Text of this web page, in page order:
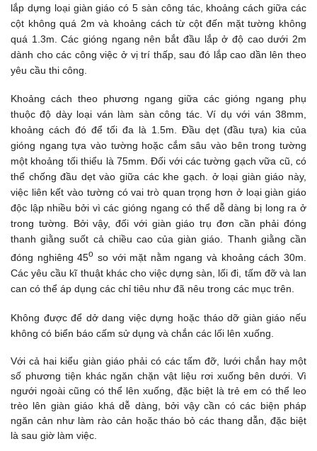
lắp dựng loại giàn giáo có 5 sàn công tác, khoảng cách giữa các
cột không quá 2m và khoảng cách từ cột đến mặt tường không
quá 1.3m. Các gióng ngang nên bắt đầu lắp ở độ cao dưới 2m
dành cho các công việc ở vị trí thấp, sau đó lắp cao dần lên theo
yêu cầu thi công.
Khoảng cách theo phương ngang giữa các gióng ngang phụ
thuộc độ dày loại ván làm sàn công tác. Ví dụ với ván 38mm,
khoảng cách đó để tối đa là 1.5m. Đầu dẹt (đầu tựa) kia của
gióng ngang tựa vào tường hoặc cắm sâu vào bên trong tường
một khoảng tối thiểu là 75mm. Đối với các tường gạch vữa cũ, có
thể chống đầu dẹt vào giữa các khe gạch. ở loại giàn giáo này,
việc liên kết vào tường có vai trò quan trọng hơn ở loại giàn giáo
độc lập nhiều bởi vì các gióng ngang có thể dễ dàng bị long ra ở
trong tường. Bởi vậy, đối với giàn giáo trụ đơn cần phải đóng
thanh giằng suốt cả chiều cao của giàn giáo. Thanh giằng cần
đóng nghiêng 45o so với mặt nằm ngang và khoảng cách 30m.
Các yêu cầu kĩ thuật khác cho việc dựng sàn, lối đi, tấm đỡ và lan
can có thể áp dụng các chỉ tiêu như đã nêu trong các mục trên.
Không được để dở dang việc dựng hoặc tháo dỡ giàn giáo nếu
không có biển báo cấm sử dụng và chắn các lối lên xuống.
Với cả hai kiểu giàn giáo phải có các tấm đỡ, lưới chắn hay một
số phương tiện khác ngăn chặn vật liệu rơi xuống bên dưới. Vì
ngưới ngoài cũng có thể lên xuống, đặc biệt là trẻ em có thể leo
trèo lên giàn giáo khá dễ dàng, bởi vậy cần có các biện pháp
ngăn cản như làm rào cản hoặc tháo bỏ các thang dẫn, đặc biệt
là sau giờ làm việc.